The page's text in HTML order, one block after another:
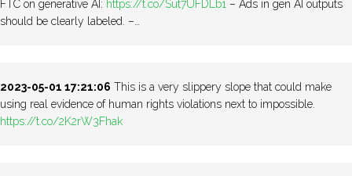
FTC on generative AI: https://t.co/Sut7UFDLb1 – Ads in gen AI outputs
should be clearly labeled. –…
2023-05-01 17:21:06 This is a very slippery slope that could make
using real evidence of human rights violations next to impossible.
https://t.co/2K2rW3Fhak